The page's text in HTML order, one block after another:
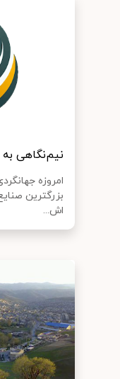
نیم‌نگاهی
امروزه
بزرگترین
اش...